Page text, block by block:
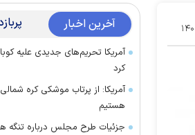
۲۷ آخرین اخبار
آمریکا تحریم‌های جدیدی علیه
کرد
آمریکا: از پرتاب موشکی کره
هستیم
جزئیات طرح مجلس درباره تنگه